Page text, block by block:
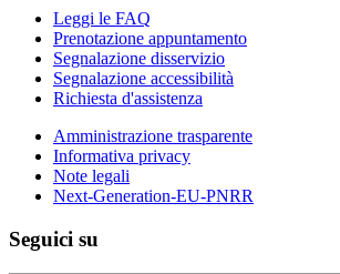
Leggi le FAQ
Prenotazione appuntamento
Segnalazione disservizio
Segnalazione accessibilità
Richiesta d'assistenza
Amministrazione trasparente
Informativa privacy
Note legali
Next-Generation-EU-PNRR
Seguici su